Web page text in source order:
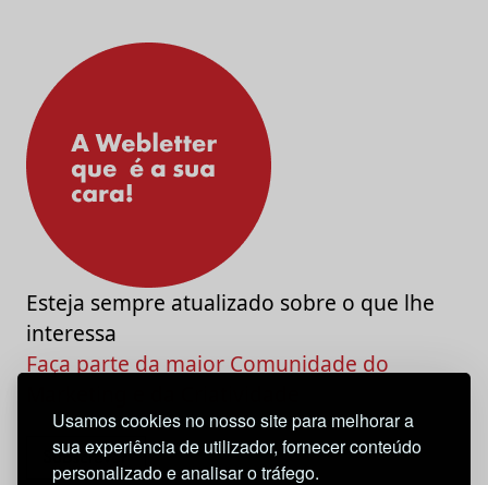
Usamos cookies no nosso site para melhorar a
sua experiência de utilizador, fornecer conteúdo
personalizado e analisar o tráfego.
Esteja sempre atualizado sobre o que lhe
interessa
Faça parte da maior Comunidade do